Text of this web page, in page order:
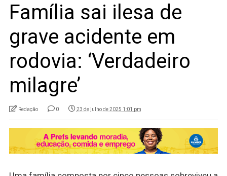
Família sai ilesa de
grave acidente em
rodovia: ‘Verdadeiro
milagre’
Redação 0 23 de julho de 2025 1:01 pm